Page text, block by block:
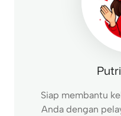
Siap membantu
Anda dengan